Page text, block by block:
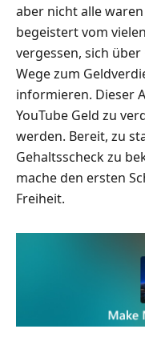
aber nicht alle
begeistert vom
vergessen, sich
Wege zum
informieren. Dieser
YouTube Geld zu
werden. Bereit, zu
Gehaltsscheck zu
mache den ersten
Freiheit.